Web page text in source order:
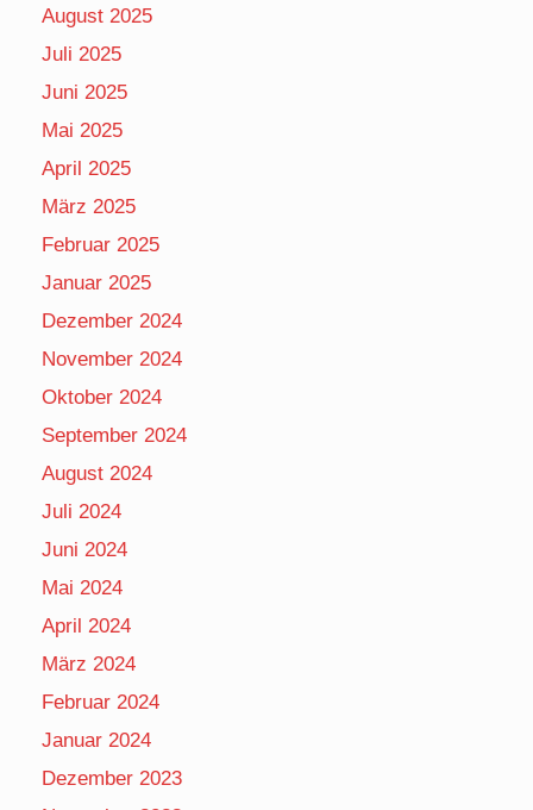
August 2025
Juli 2025
Juni 2025
Mai 2025
April 2025
März 2025
Februar 2025
Januar 2025
Dezember 2024
November 2024
Oktober 2024
September 2024
August 2024
Juli 2024
Juni 2024
Mai 2024
April 2024
März 2024
Februar 2024
Januar 2024
Dezember 2023